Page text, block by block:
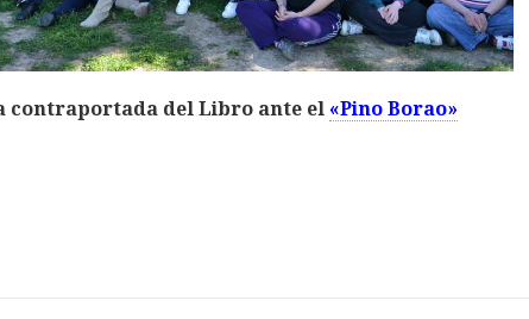
contraportada del Libro ante el «Pino Borao»